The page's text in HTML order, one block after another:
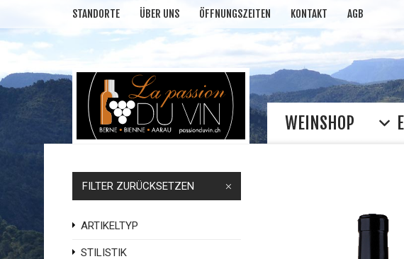
STANDORTE ÜBER UNS ÖFFNUNGSZEITEN KONTAKT AGB
WEINSHOP
FILTER ZURÜCKSETZEN
ARTIKELTYP
STILISTIK